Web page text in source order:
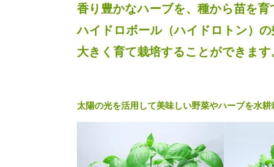
香り豊かなハーブを、種から苗を育
ハイドロボール（ハイドロトン）
大きく育て栽培することができます
太陽の光を活用して美味しい野菜やハーブを水耕